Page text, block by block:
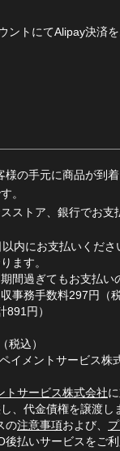
ントにてAlipay決済を
様の手元に商品が到
。
ストア、銀行でお支
内にお支払いくだ
ます。
間過ぎてもお支払い
事務手数料297円（
891円）
税込）
イメントサービス株
トサービス株式会社
、代金債権を譲渡し
の注意事項および、
払いサービスをご利